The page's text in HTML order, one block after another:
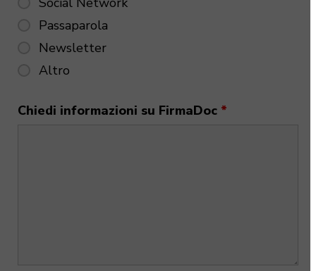
Passaparola
Newsletter
Altro
Chiedi informazioni su FirmaDoc *